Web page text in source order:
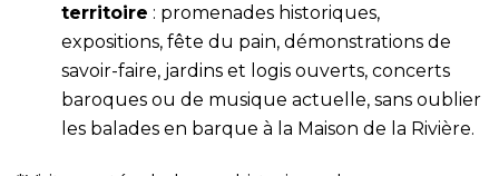
territoire : promenades historiques,
expositions, fête du pain, démonstrations de
savoir-faire, jardins et logis ouverts, concerts
baroques ou de musique actuelle, sans oublier
les balades en barque à la Maison de la Rivière.